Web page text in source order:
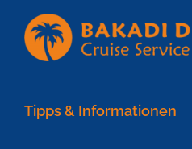
Tipps & Informationen